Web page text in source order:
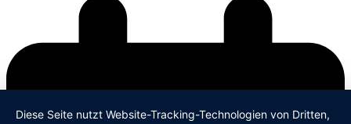
Diese Seite nutzt Website-Tracking-Technologien von Dritten,